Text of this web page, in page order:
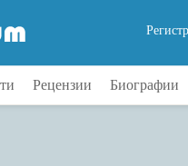
Рецензии Биографии